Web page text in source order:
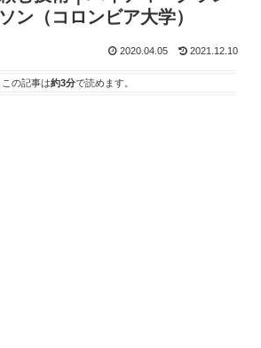
ン（コロンビア大学）
2020.04.05 2021.12.10
この記事は約3分で読めます。